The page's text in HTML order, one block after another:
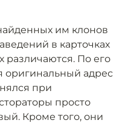
им клонов
в карточках
различаются. По его
оригинальный адрес
при
просто
Кроме того, они